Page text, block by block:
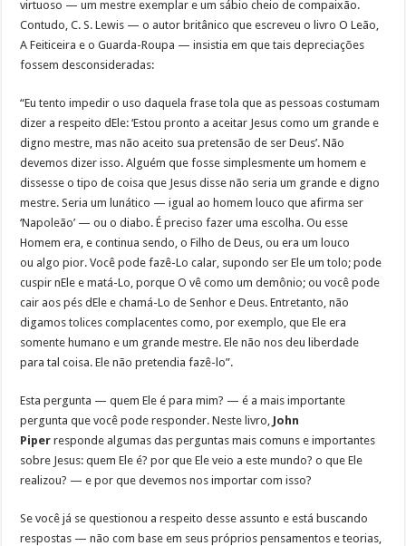
virtuoso — um mestre exemplar e um sábio cheio de compaixão.
Contudo, C. S. Lewis — o autor britânico que escreveu o livro O Leão,
A Feiticeira e o Guarda-Roupa — insistia em que tais depreciações
fossem desconsideradas:
“Eu tento impedir o uso daquela frase tola que as pessoas costumam
dizer a respeito dEle: ‘Estou pronto a aceitar Jesus como um grande e
digno mestre, mas não aceito sua pretensão de ser Deus’. Não
devemos dizer isso. Alguém que fosse simplesmente um homem e
dissesse o tipo de coisa que Jesus disse não seria um grande e digno
mestre. Seria um lunático — igual ao homem louco que afirma ser
‘Napoleão’ — ou o diabo. É preciso fazer uma escolha. Ou esse
Homem era, e continua sendo, o Filho de Deus, ou era um louco
ou algo pior. Você pode fazê-Lo calar, supondo ser Ele um tolo; pode
cuspir nEle e matá-Lo, porque O vê como um demônio; ou você pode
cair aos pés dEle e chamá-Lo de Senhor e Deus. Entretanto, não
digamos tolices complacentes como, por exemplo, que Ele era
somente humano e um grande mestre. Ele não nos deu liberdade
para tal coisa. Ele não pretendia fazê-lo”.
Esta pergunta — quem Ele é para mim? — é a mais importante
pergunta que você pode responder. Neste livro, John
Piper responde algumas das perguntas mais comuns e importantes
sobre Jesus: quem Ele é? por que Ele veio a este mundo? o que Ele
realizou? — e por que devemos nos importar com isso?
Se você já se questionou a respeito desse assunto e está buscando
respostas — não com base em seus próprios pensamentos e teorias,